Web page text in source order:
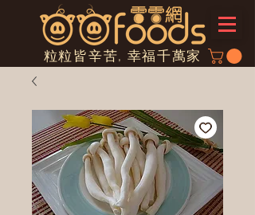
粒粒皆辛苦, 幸福千萬家